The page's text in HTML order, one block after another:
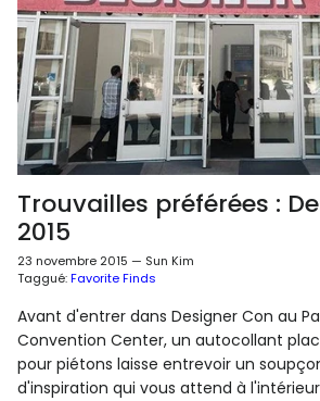
Trouvailles préférées :
2015
23 novembre 2015 — Sun Kim
Taggué:Favorite Finds
Avant d'entrer dans Designer Con au
Convention Center, un autocollant
pour piétons laisse entrevoir un
d'inspiration qui vous attend à